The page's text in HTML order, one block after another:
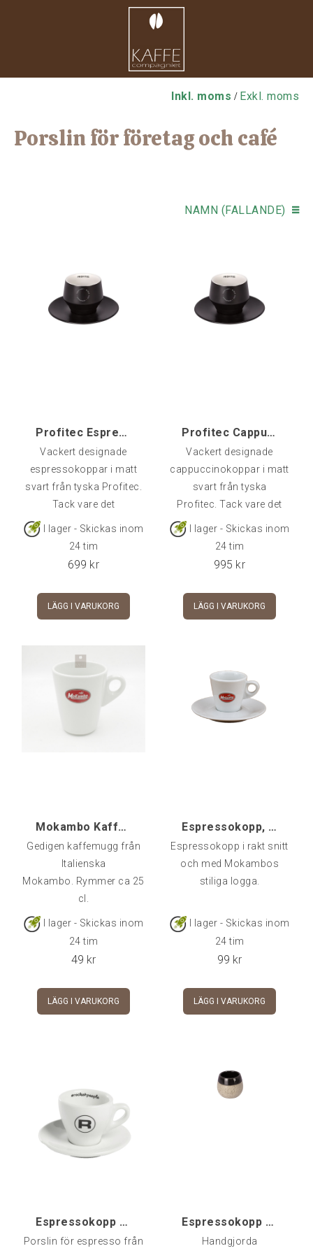
Inkl. moms / Exkl. moms
Porslin för företag och café
NAMN (FALLANDE)
Profitec Espressokopp Black, 4-pack
Vackert designade
espressokoppar i matt
svart från tyska Profitec.
Tack vare det
dubbelväggade porslinet
med mellanrum hålls
ytterväggen har en
behaglig, lägre
I lager - Skickas inom
24 tim
699 kr
LÄGG I VARUKORG
Profitec Cappuccinokopp Black, 4-pack
Vackert designade
cappuccinokoppar i matt
svart från tyska
Profitec. Tack vare det
dubbelväggade porslinet
med mellanrum hålls
ytterväggen har en
behaglig, lägre
I lager - Skickas inom
24 tim
995 kr
LÄGG I VARUKORG
Mokambo Kaffemugg
Gedigen kaffemugg från
Italienska
Mokambo. Rymmer ca 25
cl.
I lager - Skickas inom
24 tim
49 kr
LÄGG I VARUKORG
Espressokopp, Mokambo (Oval Logga)
Espressokopp i rakt snitt
och med Mokambos
stiliga logga.
I lager - Skickas inom
24 tim
99 kr
LÄGG I VARUKORG
Espressokopp Rocket #Rocketpeople
Porslin för espresso från
Espressokopp ECM Stengods, 2-pack
Handgjorda